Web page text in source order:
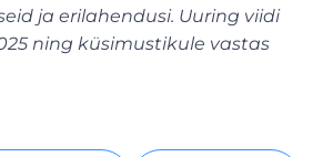
ja erilahendusi. Uuring viidi
ning küsimustikule vastas